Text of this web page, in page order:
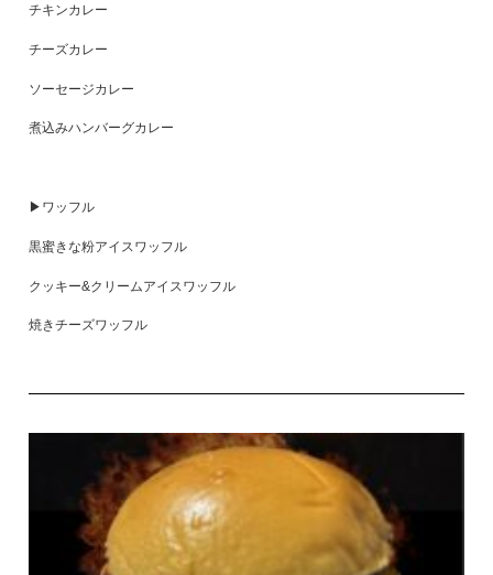
チキンカレー
チーズカレー
ソーセージカレー
煮込みハンバーグカレー
▶ワッフル
黒蜜きな粉アイスワッフル
クッキー&クリームアイスワッフル
焼きチーズワッフル